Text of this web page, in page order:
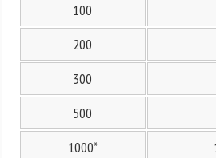
100
200
300
500
1000*